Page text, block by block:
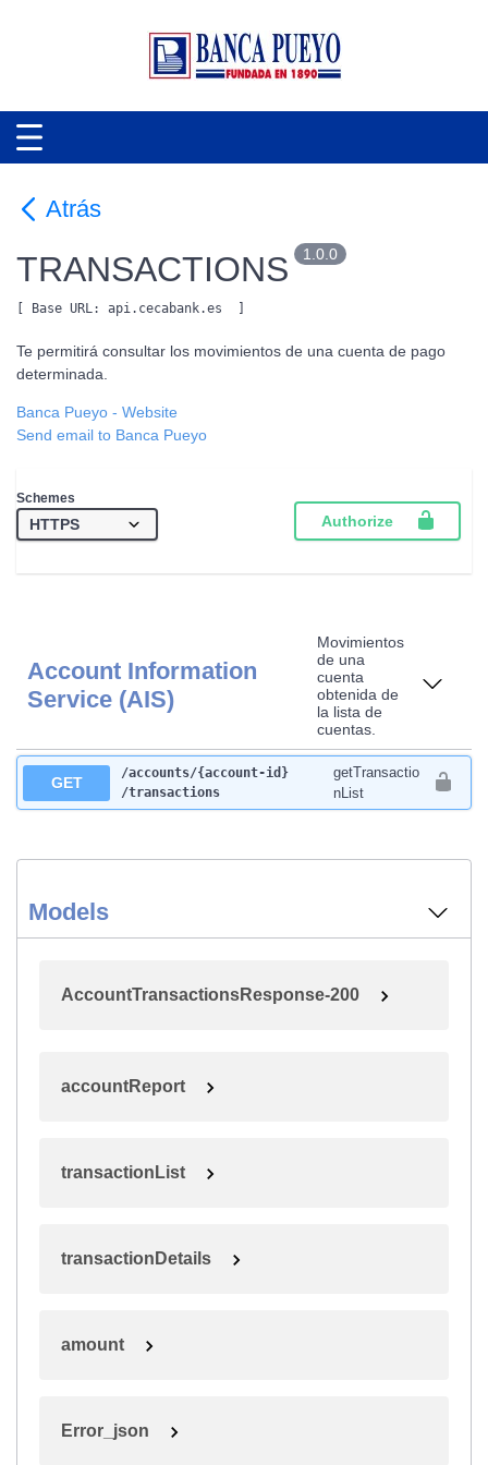
Atrás
TRANSACTIONS 1.0.0
[ Base URL: api.cecabank.es
Te permitirá consultar los movimientos de una cuenta de pago
determinada.
Banca Pueyo - Website
Send email to Banca Pueyo
Schemes
Authorize
Account Information
Service (AIS)
Movimientos
de una
cuenta
obtenida de
la lista de
cuentas.
GET
​/accounts​/{account-id}​
/transactions
getTransactio
nList
Models
AccountTransactionsResponse-200
accountReport
transactionList
transactionDetails
amount
Error_json